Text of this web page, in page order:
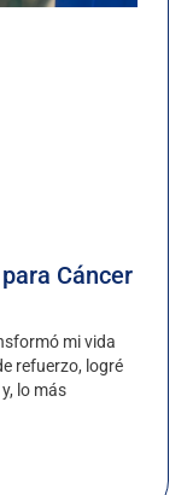
Cáncer
mi vida
refuerzo, logré
lo más